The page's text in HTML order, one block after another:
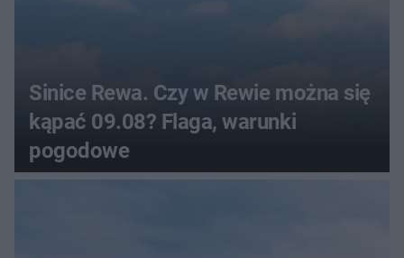
Sinice Rewa. Czy w Rewie można się
kąpać 09.08? Flaga, warunki
pogodowe